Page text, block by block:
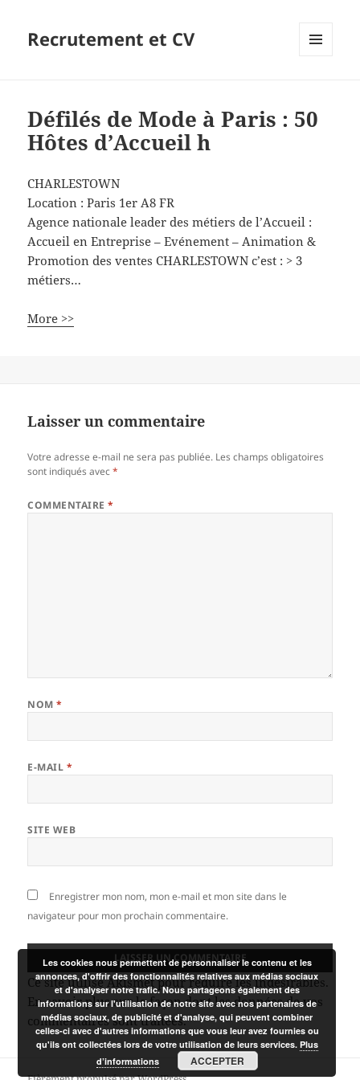
Recrutement et CV
Défilés de Mode à Paris : 50
Hôtes d’Accueil h
CHARLESTOWN
Location :Paris 1er A8 FR
Agence nationale leader des métiers de l’Accueil :
Accueil en Entreprise – Evénement – Animation &
Promotion des ventes CHARLESTOWN c’est : > 3
métiers…
More >>
Laisser un commentaire
Votre adresse e-mail ne sera pas publiée. Les champs obligatoires
sont indiqués avec*
COMMENTAIRE*
NOM*
E-MAIL *
SITE WEB
Enregistrer mon nom, mon e-mail et mon site dans le
navigateur pour mon prochain commentaire.
Ce site utilise Akismet pour réduire les indésirables.
En savoir plus sur la façon dont les données de vos
commentaires sont traitées.
Les cookies nous permettent de personnaliser le contenu et les
annonces, d'offrir des fonctionnalités relatives aux médias sociaux
et d'analyser notre trafic. Nous partageons également des
informations sur l'utilisation de notre site avec nos partenaires de
médias sociaux, de publicité et d'analyse, qui peuvent combiner
celles-ci avec d'autres informations que vous leur avez fournies ou
qu'ils ont collectées lors de votre utilisation de leurs services. Plus
d’informations
ACCEPTER